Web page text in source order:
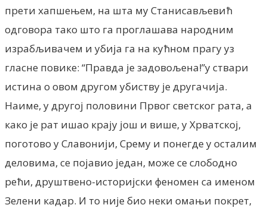
прети хапшењем, на шта му Станисављевић
одговора тако што га проглашава народним
израбљивачем и убија га на кућном прагу уз
гласне повике: “Правда је задовољена!”у ствари
истина о овом другом убиству је другачија.
Наиме, у другој половини Првог светског рата, а
како је рат ишао крају још и више, у Хрватској,
поготово у Славонији, Срему и понегде у осталим
деловима, се појавио један, може се слободно
рећи, друштвено-историјски феномен са именом
Зелени кадар. И то није био неки омањи покрет,